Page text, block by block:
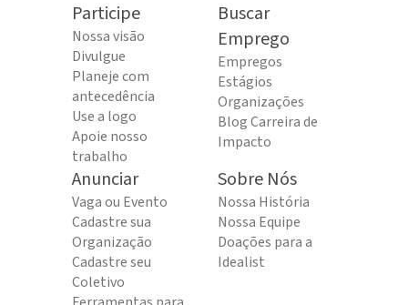
Participe
Nossa visão
Divulgue
Planeje com
antecedência
Use a logo
Apoie nosso
trabalho
Buscar
Emprego
Empregos
Estágios
Organizações
Blog Carreira de
Impacto
Anunciar
Vaga ou Evento
Cadastre sua
Organização
Cadastre seu
Coletivo
Sobre Nós
Nossa História
Nossa Equipe
Doações para a
Idealist